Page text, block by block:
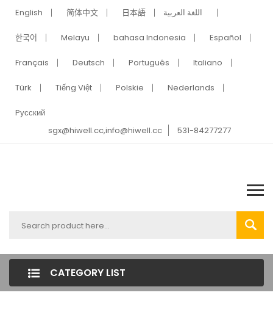
English 简体中文 日本語 اللغة العربية
한국어 Melayu bahasa Indonesia Español
Français Deutsch Português Italiano
Türk Tiếng Việt Polskie Nederlands
Pусский
sgx@hiwell.cc,info@hiwell.cc
531-84277277
CATEGORY LIST